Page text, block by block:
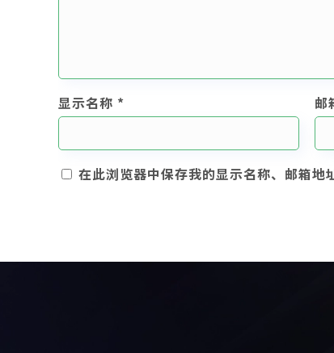
显示名称 * 邮
在此浏览器中保存我的显示名称、邮箱地